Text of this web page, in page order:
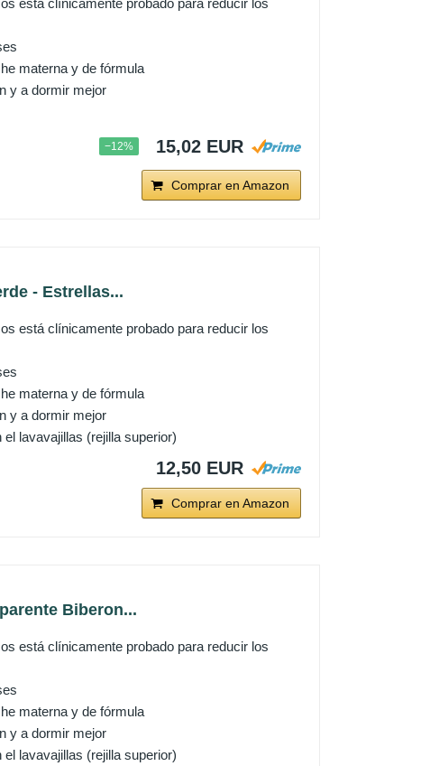
materna y de fórmula
y a dormir mejor
−12% 15,02 EUR
Comprar en Amazon
- Estrellas...
está clínicamente probado para reducir los
materna y de fórmula
y a dormir mejor
lavavajillas (rejilla superior)
12,50 EUR
Comprar en Amazon
Biberon...
está clínicamente probado para reducir los
materna y de fórmula
y a dormir mejor
lavavajillas (rejilla superior)